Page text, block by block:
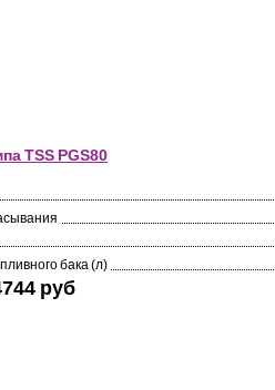
TSS PGS80
бака (л)
pуб